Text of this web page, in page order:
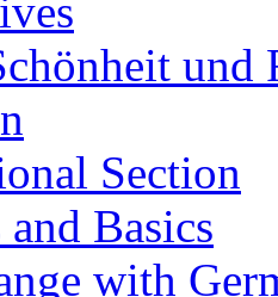
und
Section
Basics
with